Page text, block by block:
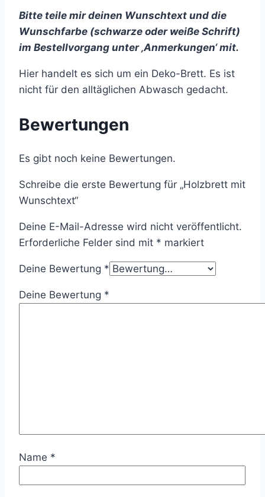
Bitte teile mir deinen Wunschtext und die
Wunschfarbe (schwarze oder weiße Schrift)
im Bestellvorgang unter ‚Anmerkungen‘ mit.
Hier handelt es sich um ein Deko-Brett. Es ist
nicht für den alltäglichen Abwasch gedacht.
Bewertungen
Es gibt noch keine Bewertungen.
Schreibe die erste Bewertung für „Holzbrett mit
Wunschtext“
Deine E-Mail-Adresse wird nicht veröffentlicht.
Erforderliche Felder sind mit * markiert
Deine Bewertung *
Deine Bewertung *
Name *